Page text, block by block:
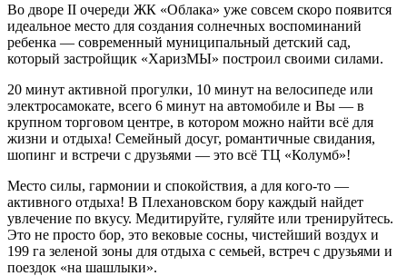
Во дворе II очереди ЖК «Облака» уже совсем скоро появится
идеальное место для создания солнечных воспоминаний
ребенка — современный муниципальный детский сад,
который застройщик «ХаризМЫ» построил своими силами.
20 минут активной прогулки, 10 минут на велосипеде или
электросамокате, всего 6 минут на автомобиле и Вы — в
крупном торговом центре, в котором можно найти всё для
жизни и отдыха! Семейный досуг, романтичные свидания,
шопинг и встречи с друзьями — это всё ТЦ «Колумб»!
Место силы, гармонии и спокойствия, а для кого-то —
активного отдыха! В Плехановском бору каждый найдет
увлечение по вкусу. Медитируйте, гуляйте или тренируйтесь.
Это не просто бор, это вековые сосны, чистейший воздух и
199 га зеленой зоны для отдыха с семьей, встреч с друзьями и
поездок «на шашлыки».